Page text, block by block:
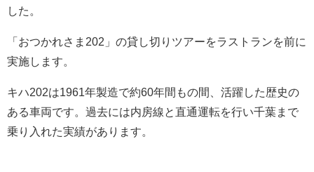
した。
「おつかれさま202」の貸し切りツアーをラストランを前に
実施します。
キハ202は1961年製造で約60年間もの間、活躍した歴史の
ある車両です。過去には内房線と直通運転を行い千葉まで
乗り入れた実績があります。